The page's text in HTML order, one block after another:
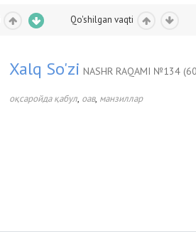
Qo'shilgan vaqti
Xalq So'zi NASHR RAQAMI №134
оқсаройда қабул, оав, манзиллар